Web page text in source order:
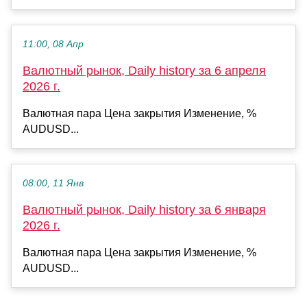
11:00, 08 Апр
Валютный рынок, Daily history за 6 апреля
2026 г.
Валютная пара Цена закрытия Изменение, %
AUDUSD...
08:00, 11 Янв
Валютный рынок, Daily history за 6 января
2026 г.
Валютная пара Цена закрытия Изменение, %
AUDUSD...